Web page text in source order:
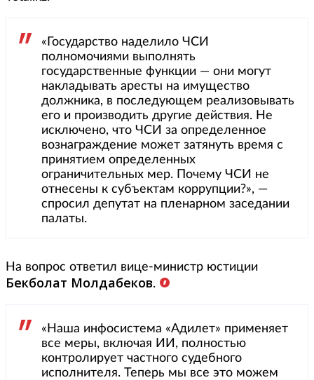
«Государство наделило ЧСИ
полномочиями выполнять
государственные функции — они могут
накладывать аресты на имущество
должника, в последующем реализовывать
его и производить другие действия. Не
исключено, что ЧСИ за определенное
вознаграждение может затянуть время с
принятием определенных
ограничительных мер. Почему ЧСИ не
отнесены к субъектам коррупции?», —
спросил депутат на пленарном заседании
палаты.
На вопрос ответил вице-министр юстиции
Бекболат Молдабеков.
«Наша инфосистема «Адилет» применяет
все меры, включая ИИ, полностью
контролирует частного судебного
исполнителя. Теперь мы все это можем